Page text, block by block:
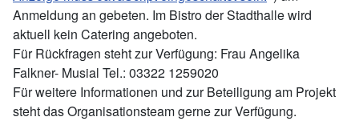
Anmeldung an gebeten. Im Bistro der Stadthalle wird
aktuell kein Catering angeboten.
Für Rückfragen steht zur Verfügung: Frau Angelika
Falkner- Musial Tel.: 03322 1259020
Für weitere Informationen und zur Beteiligung am Projekt
steht das Organisationsteam gerne zur Verfügung.